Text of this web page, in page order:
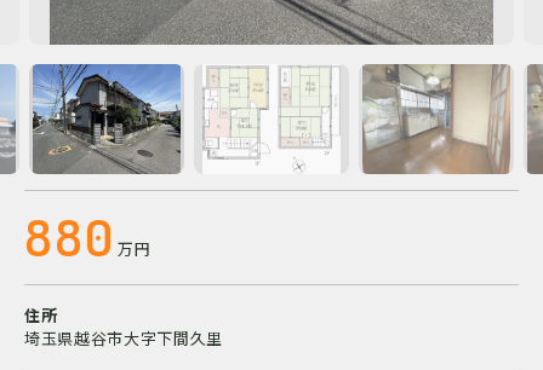
880 万円
住所
埼玉県越谷市大字下間久里